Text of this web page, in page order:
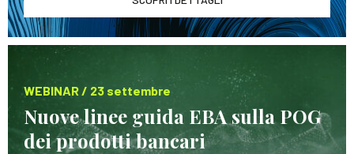
WEBINAR / 23 settembre
Nuove linee guida EBA sulla POG
dei prodotti bancari